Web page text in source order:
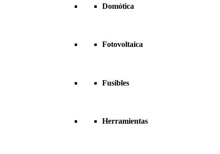
Domótica
Fotovoltaica
Fusibles
Herramientas